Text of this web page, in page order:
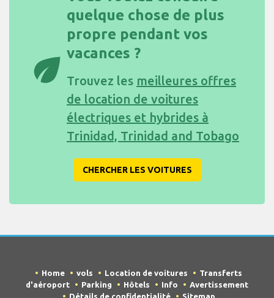
eco
quelque chose de plus
propre pendant vos
vacances ?
Trouvez les meilleures offres
de location de voitures
électriques et hybrides à
Trinidad, Trinidad and Tobago
CHERCHER LES VOITURES
Home vols Location de voitures
Transferts
d'aéroport
Parking Hôtels Info
Avertissement
Détails de confidentialité
Sitemap